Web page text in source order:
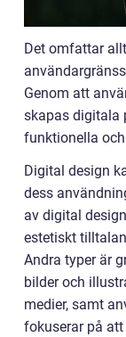
Det omfattar
Genom att
skapas digitala
funktionella
Digital design
dess
av digital
estetiskt
Andra typer är
bilder och
medier, samt
fokuserar på